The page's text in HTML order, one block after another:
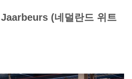
| Jaarbeurs (네덜란드 위트